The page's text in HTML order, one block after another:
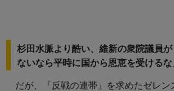
杉田水脈より酷い、維新の衆院議員
ないなら平時に国から恩恵を受けるな
だが、「反戦の連帯」を求めたゼレン